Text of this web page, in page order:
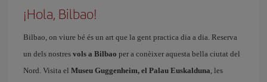
¡Hola, Bilbao!
Bilbao, on viure bé és un art que la gent practica dia a dia. Reserva
un dels nostres vols a Bilbao per a conèixer aquesta bella ciutat del
Nord. Visita el Museu Guggenheim, el Palau Euskalduna, les